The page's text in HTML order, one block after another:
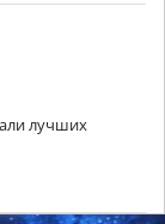
лучших